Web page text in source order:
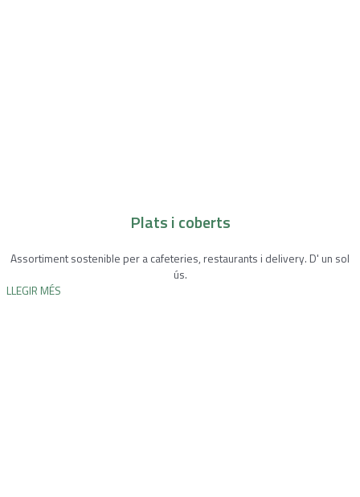
Plats i coberts
Assortiment sostenible per a cafeteries, restaurants i delivery. D' un sol
ús.
LLEGIR MÉS